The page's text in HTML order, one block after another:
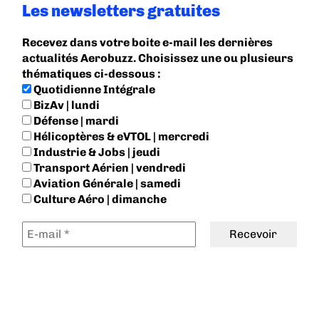
Les newsletters gratuites
Recevez dans votre boite e-mail les dernières
actualités Aerobuzz. Choisissez une ou plusieurs
thématiques ci-dessous :
Quotidienne Intégrale
BizAv | lundi
Défense | mardi
Hélicoptères & eVTOL | mercredi
Industrie & Jobs | jeudi
Transport Aérien | vendredi
Aviation Générale | samedi
Culture Aéro | dimanche